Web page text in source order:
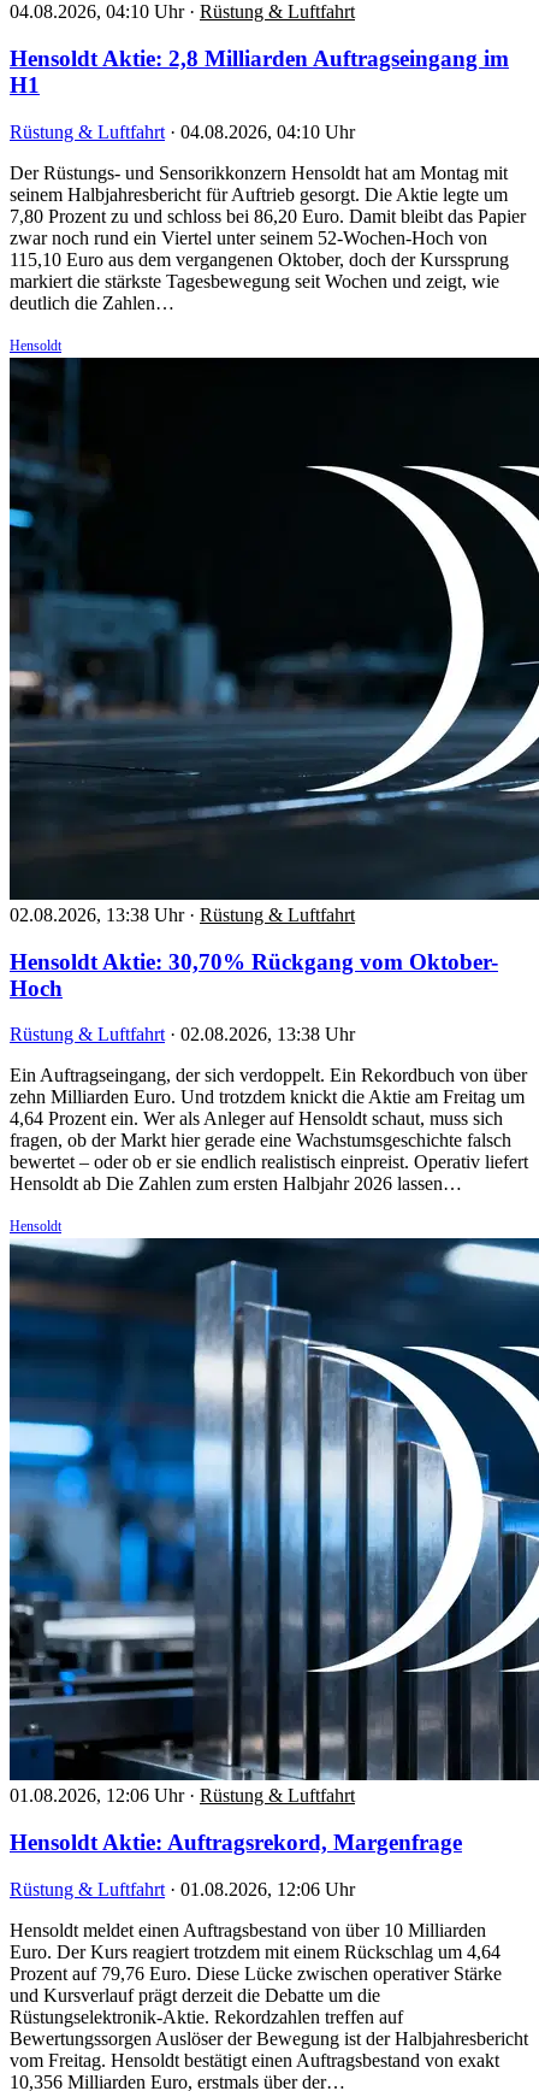
04.08.2026, 04:10 Uhr · Rüstung & Luftfahrt
Hensoldt Aktie: 2,8 Milliarden Auftragseingang im
H1
Rüstung & Luftfahrt · 04.08.2026, 04:10 Uhr
Der Rüstungs- und Sensorikkonzern Hensoldt hat am Montag mit
seinem Halbjahresbericht für Auftrieb gesorgt. Die Aktie legte um
7,80 Prozent zu und schloss bei 86,20 Euro. Damit bleibt das Papier
zwar noch rund ein Viertel unter seinem 52-Wochen-Hoch von
115,10 Euro aus dem vergangenen Oktober, doch der Kurssprung
markiert die stärkste Tagesbewegung seit Wochen und zeigt, wie
deutlich die Zahlen…
Hensoldt
02.08.2026, 13:38 Uhr · Rüstung & Luftfahrt
Hensoldt Aktie: 30,70% Rückgang vom Oktober-
Hoch
Rüstung & Luftfahrt · 02.08.2026, 13:38 Uhr
Ein Auftragseingang, der sich verdoppelt. Ein Rekordbuch von über
zehn Milliarden Euro. Und trotzdem knickt die Aktie am Freitag um
4,64 Prozent ein. Wer als Anleger auf Hensoldt schaut, muss sich
fragen, ob der Markt hier gerade eine Wachstumsgeschichte falsch
bewertet – oder ob er sie endlich realistisch einpreist. Operativ liefert
Hensoldt ab Die Zahlen zum ersten Halbjahr 2026 lassen…
Hensoldt
01.08.2026, 12:06 Uhr · Rüstung & Luftfahrt
Hensoldt Aktie: Auftragsrekord, Margenfrage
Rüstung & Luftfahrt · 01.08.2026, 12:06 Uhr
Hensoldt meldet einen Auftragsbestand von über 10 Milliarden
Euro. Der Kurs reagiert trotzdem mit einem Rückschlag um 4,64
Prozent auf 79,76 Euro. Diese Lücke zwischen operativer Stärke
und Kursverlauf prägt derzeit die Debatte um die
Rüstungselektronik-Aktie. Rekordzahlen treffen auf
Bewertungssorgen Auslöser der Bewegung ist der Halbjahresbericht
vom Freitag. Hensoldt bestätigt einen Auftragsbestand von exakt
10,356 Milliarden Euro, erstmals über der…